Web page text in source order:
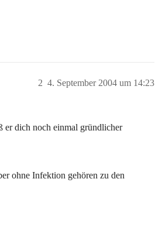
4. September 2004 um 14:23
2
er dich noch einmal gründlicher
ohne Infektion gehören zu den